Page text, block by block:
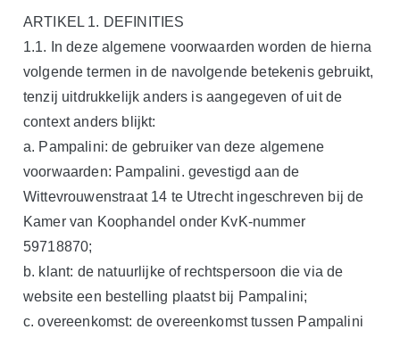
ARTIKEL 1. DEFINITIES
1.1. In deze algemene voorwaarden worden de hierna
volgende termen in de navolgende betekenis gebruikt,
tenzij uitdrukkelijk anders is aangegeven of uit de
context anders blijkt:
a. Pampalini: de gebruiker van deze algemene
voorwaarden: Pampalini. gevestigd aan de
Wittevrouwenstraat 14 te Utrecht ingeschreven bij de
Kamer van Koophandel onder KvK-nummer
59718870;
b. klant: de natuurlijke of rechtspersoon die via de
website een bestelling plaatst bij Pampalini;
c. overeenkomst: de overeenkomst tussen Pampalini